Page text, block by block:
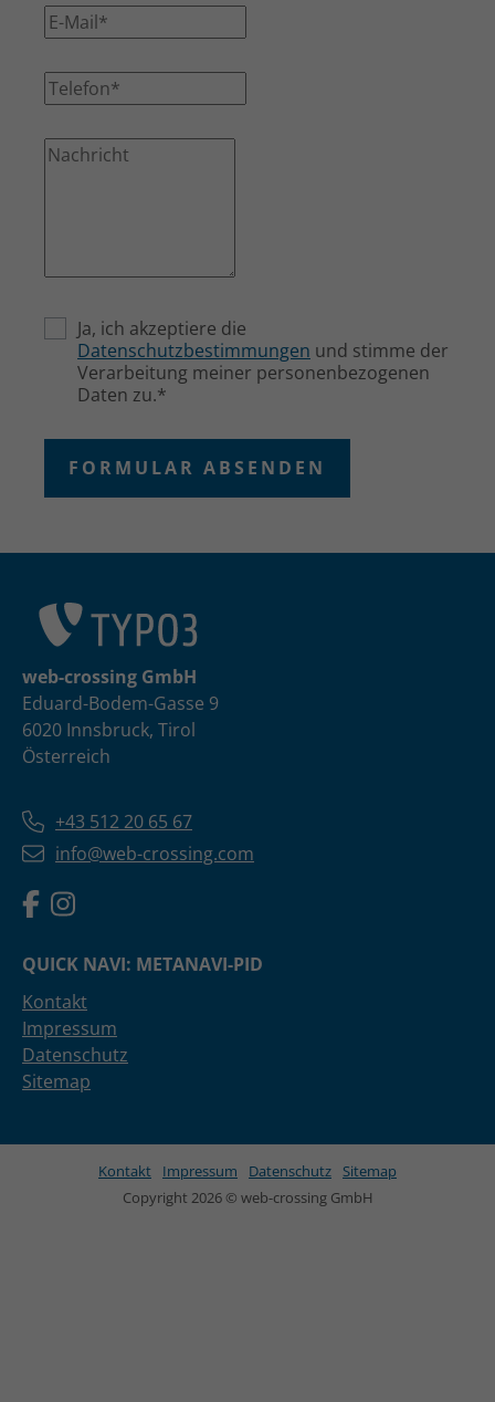
Ja, ich akzeptiere die
Datenschutzbestimmungen und stimme der
Verarbeitung meiner personenbezogenen
Daten zu.*
web-crossing GmbH
Eduard-Bodem-Gasse 9
6020 Innsbruck, Tirol
Österreich
+43 512 20 65 67
info@web-crossing.com
QUICK NAVI: METANAVI-PID
Kontakt
Impressum
Datenschutz
Sitemap
Kontakt Impressum Datenschutz
Sitemap
Copyright 2026 © web-crossing GmbH